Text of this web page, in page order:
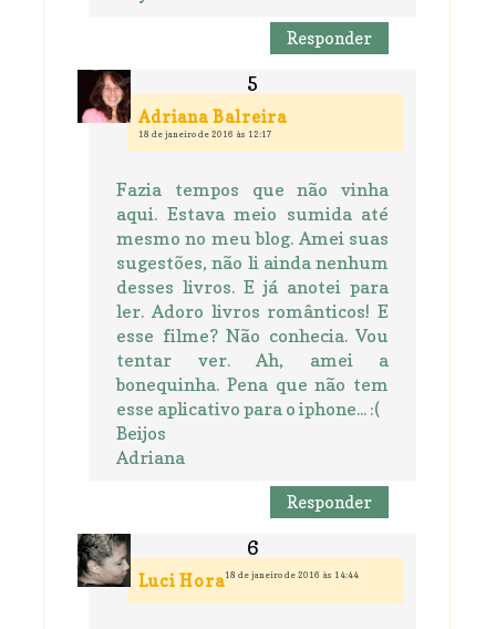
Responder
Adriana Balreira
18 de janeiro de 2016 às 12:17
Fazia tempos que não vinha
aqui. Estava meio sumida até
mesmo no meu blog. Amei suas
sugestões, não li ainda nenhum
desses livros. E já anotei para
ler. Adoro livros românticos! E
esse filme? Não conhecia. Vou
tentar ver. Ah, amei a
bonequinha. Pena que não tem
esse aplicativo para o iphone... :(
Beijos
Adriana
Responder
Luci Hora18 de janeiro de 2016 às 14:44